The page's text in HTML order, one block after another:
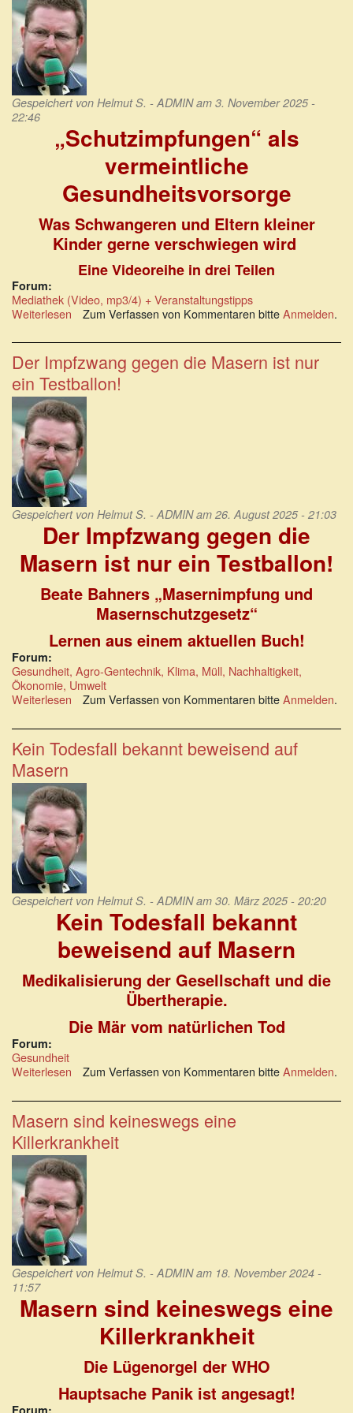
Gespeichert von Helmut S. - ADMINam 3. November 2025 -
22:46
„Schutzimpfungen“ als
vermeintliche
Gesundheitsvorsorge
Was Schwangeren und Eltern kleiner
Kinder gerne verschwiegen wird
Eine Videoreihe in drei Teilen
Forum:
Mediathek (Video, mp3/4) + Veranstaltungstipps
Weiterlesen über
als
vermeintliche
Gesundheitsvorsorge
Zum Verfassen von Kommentaren bitteAnmelden.
Der Impfzwang gegen die Masern ist nur
ein Testballon!
Gespeichert von Helmut S. - ADMINam 26. August 2025 - 21:03
Der Impfzwang gegen die
Masern ist nur ein Testballon!
Beate Bahners „Masernimpfung und
Masernschutzgesetz“
Lernen aus einem aktuellen Buch!
Forum:
Gesundheit, Agro-Gentechnik, Klima, Müll, Nachhaltigkeit,
Ökonomie, Umwelt
Weiterlesen über
Impfzwang
gegen
die
ist
nur
ein
Testballon!
Zum Verfassen von Kommentaren bitteAnmelden.
Kein Todesfall bekannt beweisend auf
Masern
Gespeichert von Helmut S. - ADMINam 30. März 2025 - 20:20
Kein Todesfall bekannt
beweisend auf Masern
Medikalisierung der Gesellschaft und die
Übertherapie.
Die Mär vom natürlichen Tod
Forum:
Gesundheit
Weiterlesen über
Todesfall
bekannt
beweisend
auf
Masern
Zum Verfassen von Kommentaren bitteAnmelden.
Masern sind keineswegs eine
Killerkrankheit
Gespeichert von Helmut S. - ADMINam 18. November 2024 -
11:57
Masern sind keineswegs eine
Killerkrankheit
Die Lügenorgel der WHO
Hauptsache Panik ist angesagt!
Forum: